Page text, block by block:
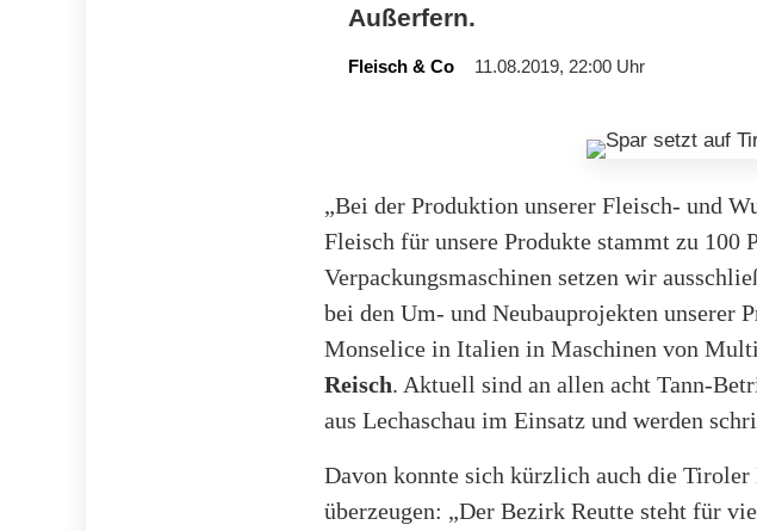
Außerfern.
Fleisch & Co 11.08.2019, 22:00 Uhr
„Bei der Produktion unserer Fleisch- und
Fleisch für unsere Produkte stammt zu 100
Verpackungsmaschinen setzen wir
bei den Um- und Neubauprojekten unserer
Monselice in Italien in Maschinen von
Reisch. Aktuell sind an allen acht Tann-
aus Lechaschau im Einsatz und werden
Davon konnte sich kürzlich auch die Tiroler
überzeugen: „Der Bezirk Reutte steht für